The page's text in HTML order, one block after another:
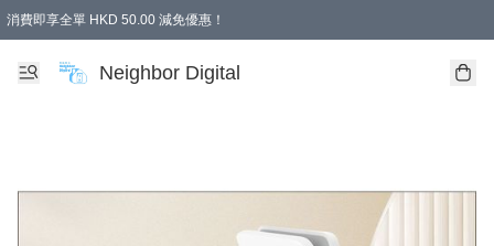
消費即享全單 HKD 50.00 減免優惠！
Neighbor Digital